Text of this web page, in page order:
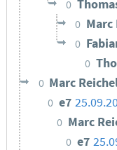
0
0
0
0
0 Marc
0 e7
0 Marc
0 e7